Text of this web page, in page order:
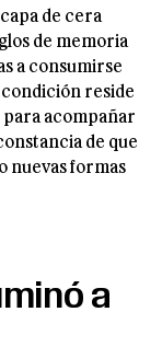
de cera
de memoria
a consumirse
reside
para acompañar
de que
nuevas formas
a